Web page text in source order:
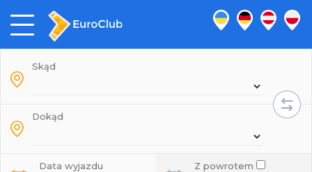
Skąd
Dokąd
Data wyjazdu Z powrotem